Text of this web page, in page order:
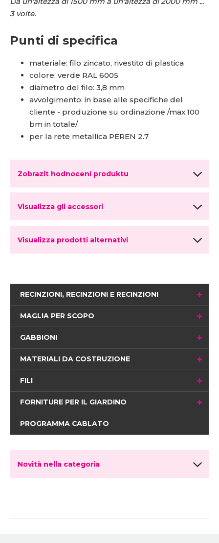
3 volte.
Punti di specifica
materiale: filo zincato, rivestito di plastica
colore: verde RAL 6005
diametro del filo: 3,8 mm
avvolgimento: in base alle specifiche del
cliente - produzione su ordinazione /max.100
bm in totale/
per la rete metallica PEREN 2.7
Zobrazit hodnocení produktu
Visualizza gli accessori
Visualizza prodotti alternativi
RECINZIONI, RECINZIONI E RECINZIONI
MAGLIA PER SCOPO
GABBIONI
MATERIALI DA COSTRUZIONE
FILI
FORNITURE PER IL GIARDINO
PROGRAMMA CABLATO
Novità nella categoria